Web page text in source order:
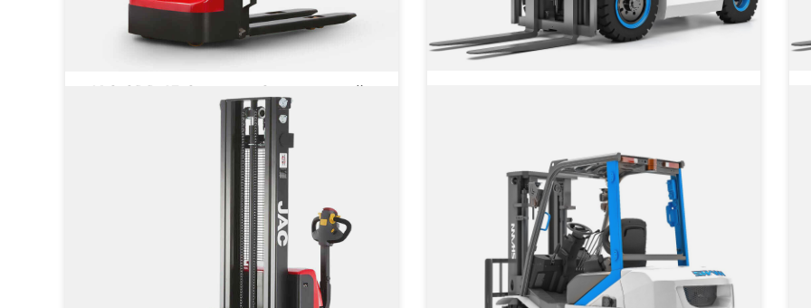
JAC CDD 15 Compact Самоходный
Электрический
от 271 434 ₽
271 434
Тип двигателя
от 2 562 720 ₽
от2 562 720 ₽